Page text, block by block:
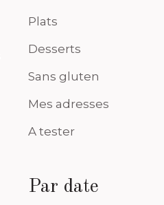
Plats
Desserts
Sans gluten
Mes adresses
A tester
Par date